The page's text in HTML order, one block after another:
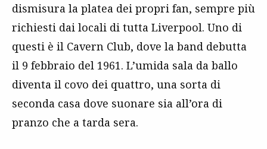
dismisura la platea dei propri fan, sempre più
richiesti dai locali di tutta Liverpool. Uno di
questi è il Cavern Club, dove la band debutta
il 9 febbraio del 1961. L’umida sala da ballo
diventa il covo dei quattro, una sorta di
seconda casa dove suonare sia all’ora di
pranzo che a tarda sera.